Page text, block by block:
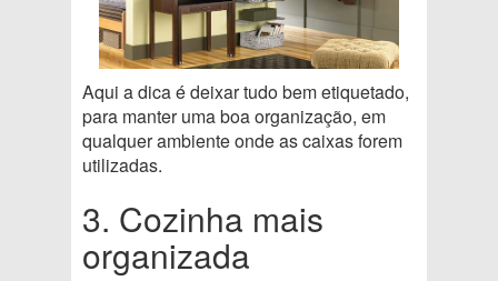
Aqui a dica é deixar tudo bem etiquetado,
para manter uma boa organização, em
qualquer ambiente onde as caixas forem
utilizadas.
3. Cozinha mais
organizada